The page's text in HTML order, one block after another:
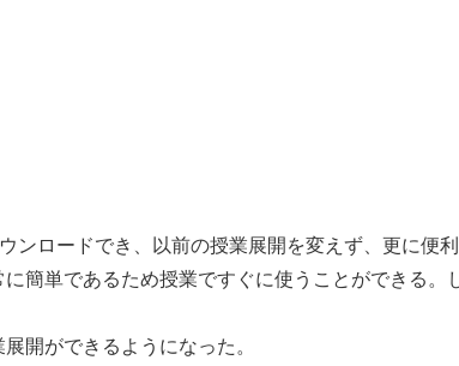
ンロードでき、以前の授業展開を変えず、更に便
簡単であるため授業ですぐに使うことができる。
開ができるようになった。